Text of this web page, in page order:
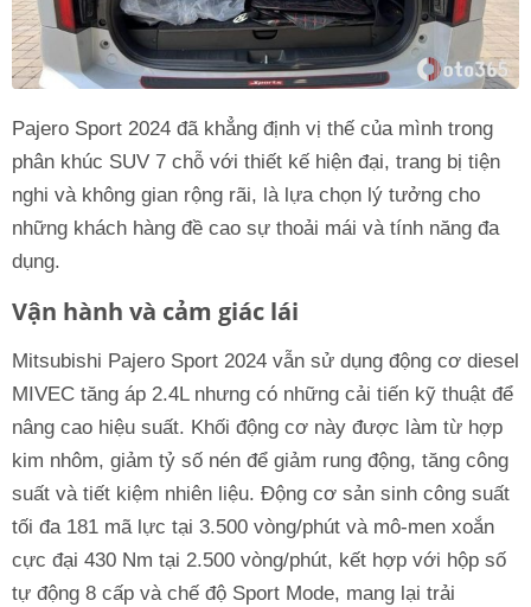
Pajero Sport 2024 đã khẳng định vị thế của mình trong
phân khúc SUV 7 chỗ với thiết kế hiện đại, trang bị tiện
nghi và không gian rộng rãi, là lựa chọn lý tưởng cho
những khách hàng đề cao sự thoải mái và tính năng đa
dụng.
Vận hành và cảm giác lái
Mitsubishi Pajero Sport 2024 vẫn sử dụng động cơ diesel
MIVEC tăng áp 2.4L nhưng có những cải tiến kỹ thuật để
nâng cao hiệu suất. Khối động cơ này được làm từ hợp
kim nhôm, giảm tỷ số nén để giảm rung động, tăng công
suất và tiết kiệm nhiên liệu. Động cơ sản sinh công suất
tối đa 181 mã lực tại 3.500 vòng/phút và mô-men xoắn
cực đại 430 Nm tại 2.500 vòng/phút, kết hợp với hộp số
tự động 8 cấp và chế độ Sport Mode, mang lại trải